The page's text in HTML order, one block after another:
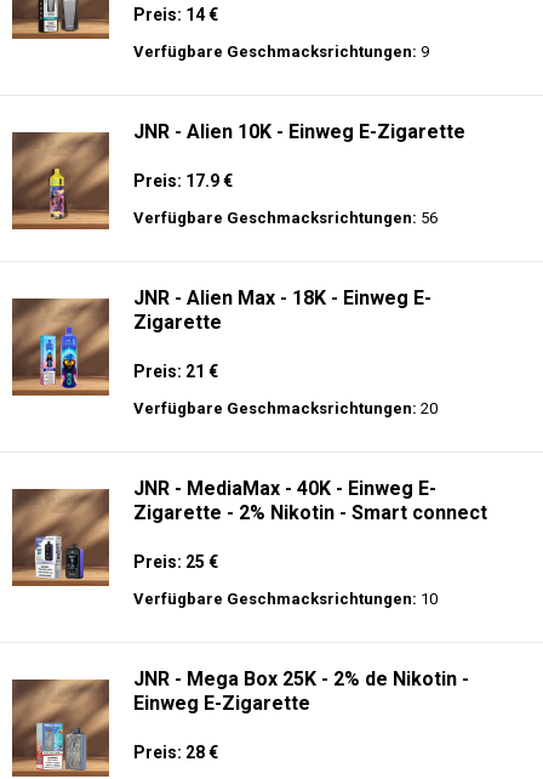
Preis: 14 €
Verfügbare Geschmacksrichtungen: 9
JNR - Alien 10K - Einweg E-Zigarette
Preis: 17.9 €
Verfügbare Geschmacksrichtungen: 56
JNR - Alien Max - 18K - Einweg E-
Zigarette
Preis: 21 €
Verfügbare Geschmacksrichtungen: 20
JNR - MediaMax - 40K - Einweg E-
Zigarette - 2% Nikotin - Smart connect
Preis: 25 €
Verfügbare Geschmacksrichtungen: 10
JNR - Mega Box 25K - 2% de Nikotin -
Einweg E-Zigarette
Preis: 28 €